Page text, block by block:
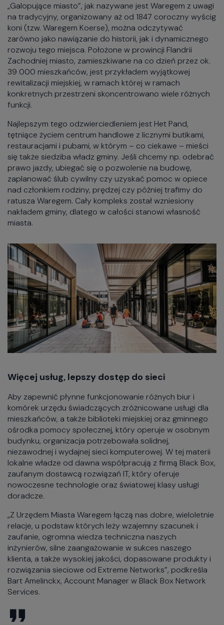
„Galopujące miasto”, jak nazywane jest Waregem z uwagi
na tradycyjny, organizowany aż od 1847 coroczny wyścig
koni (tzw. Waregem Koerse), można odczytywać
zarówno jako nawiązanie do historii, jak i dynamicznego
rozwoju tego miejsca. Położone w prowincji Flandrii
Zachodniej miasto, zamieszkiwane na co dzień przez ok.
39 000 mieszkańców, jest przykładem wyjątkowej
rewitalizacji miejskiej, w ramach której w ramach
konkretnych przestrzeni skoncentrowano wiele różnych
funkcji.
Najlepszym tego odzwierciedleniem jest Het Pand,
tętniące życiem centrum handlowe z licznymi butikami,
restauracjami i pubami, w którym – co ciekawe – mieści
się także siedziba władz gminy. Jeśli chcemy np. odebrać
prawo jazdy, ubiegać się o pozwolenie na budowę,
zaplanować ślub cywilny czy uzyskać pomoc w opiece
nad członkiem rodziny, prędzej czy później trafimy do
ratusza Waregem. Cały kompleks został wzniesiony
nakładem gminy, dlatego w całości stanowi własność
miasta.
Więcej usług, lepszy dostęp do sieci
Aby zapewnić płynne funkcjonowanie różnych biur i
komórek urzędu świadczących zróżnicowane usługi dla
mieszkańców, a także biblioteki miejskiej oraz gminnego
ośrodka pomocy społecznej, który operuje w osobnym
budynku, organizacja potrzebowała solidnej,
niezawodnej i wydajnej sieci komputerowej. W tej materii
lokalne władze od dawna współpracują z firmą Black Box,
zaufanym dostawcą rozwiązań IT, który oferuje
nowoczesne technologie oraz światowej klasy usługi
doradcze.
„Z Urzędem Miasta Waregem łączą nas dobre, wieloletnie
relacje, u podstaw których leży wzajemny szacunek i
zaufanie, ogromna wiedza techniczna naszych
inżynierów, silne zaangażowanie w sukces naszego
klienta, a także wysokiej jakości, dopasowane produkty i
rozwiązania sieciowe od Extreme Networks”, podkreśla
Bart Amelinckx, Account Manager w Black Box Network
Services.